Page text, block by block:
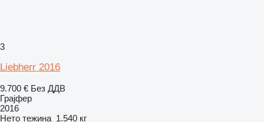
3
Liebherr 2016
9.700 € Без ДДВ
Грајфер
2016
Нето тежина 1.540 кг